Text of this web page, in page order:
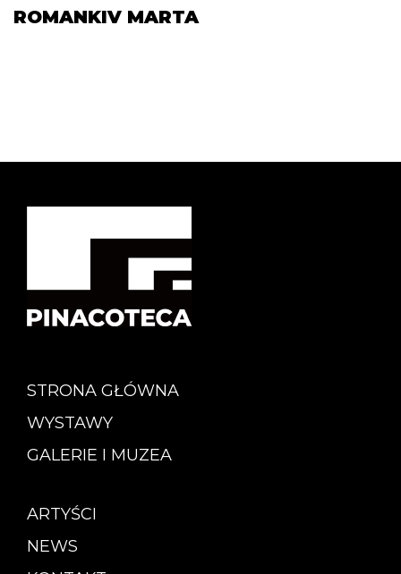
ROMANKIV MARTA
STRONA GŁÓWNA
WYSTAWY
GALERIE I MUZEA
ARTYŚCI
NEWS